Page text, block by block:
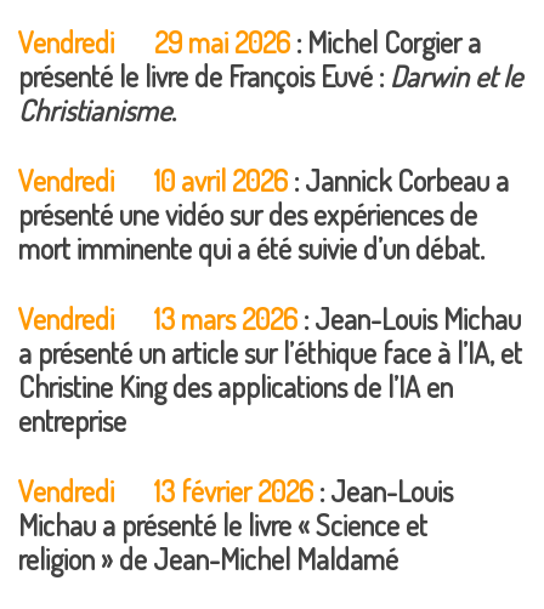
Vendredi 29 mai 2026: Michel Corgier a
présenté le livre de François Euvé : Darwin et le
Christianisme.
Vendredi 10 avril 2026: Jannick Corbeau a
présenté une vidéo sur des expériences de
mort imminente qui a été suivie d’un débat.
Vendredi 13 mars 2026: Jean-Louis Michau
a présenté un article sur l’éthique face à l’IA, et
Christine King des applications de l’IA en
entreprise
Vendredi 13 février 2026: Jean-Louis
Michau a présenté le livre « Science et
religion » de Jean-Michel Maldamé